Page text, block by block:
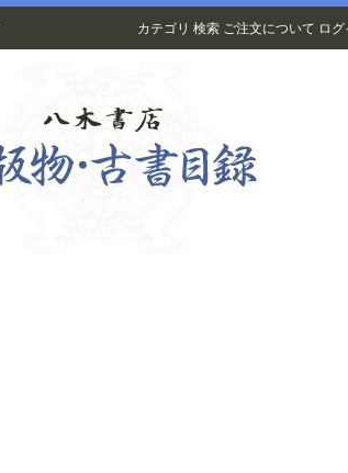
カテゴリ 検索 ご注文について ログ